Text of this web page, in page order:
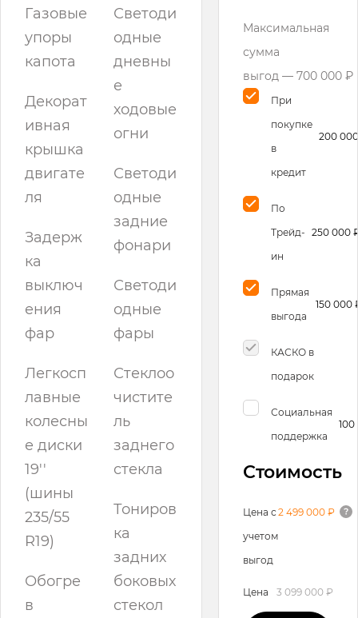
Газовые
упоры
капота
Декорат
ивная
крышка
двигате
ля
Задерж
ка
выключ
ения
фар
Легкосп
лавные
колесны
е диски
19''
(шины
235/55
R19)
Обогре
в
Светоди
одные
дневны
е
ходовые
огни
Светоди
одные
задние
фонари
Светоди
одные
фары
Стеклоо
чистите
ль
заднего
стекла
Тониров
ка
задних
боковых
стекол
Максимальная
сумма
выгод — 700 000 ₽
При
покупке
в
кредит
200
По
Трейд-
ин
250 000
Прямая
выгода
150 000
КАСКО в
подарок
Социальная
поддержка
Стоимость
Цена с
учетом
выгод
2 499 000 ₽
Цена 3 099 000 ₽